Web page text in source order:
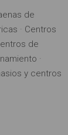
de
· Centros
de
·
y centros